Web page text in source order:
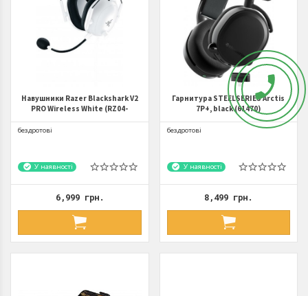
Навушники Razer Blackshark V2
PRO Wireless White (RZ04-
бездротові
У наявності
6,999 грн.
Гарнитура STEELSERIES Arctis
7P+, black (61470)
бездротові
У наявності
8,499 грн.